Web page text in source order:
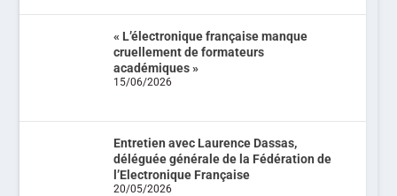
« L’électronique française manque
cruellement de formateurs
académiques »
15/06/2026
Entretien avec Laurence Dassas,
déléguée générale de la Fédération de
l’Electronique Française
20/05/2026